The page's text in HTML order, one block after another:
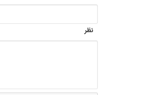
نظر